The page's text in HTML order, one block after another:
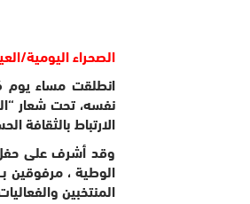
الصحراء اليومية/
نفسه، تحت شعار
الارتباط بالثقافة
وقد أشرف على حفل
الوطية ، مرفوقين
المنتخبين